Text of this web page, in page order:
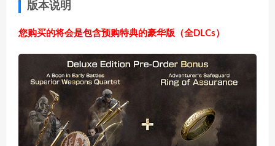
版本说明
您购买的将会是包含预购特典的豪华版（全DLCs）